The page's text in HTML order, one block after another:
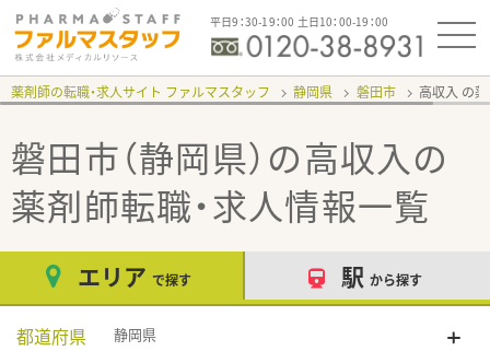
平日9：30-19：00 土日10：00-19：00
薬剤師の転職・求人サイト ファルマスタッフ 静岡県 磐田市 高収入
磐田市（静岡県）の高収入の
薬剤師転職・求人情報一覧
エリア で探す 駅 から探す
都道府県 静岡県